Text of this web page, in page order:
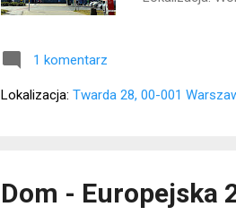
1 komentarz
Lokalizacja: Twarda 28, 00-001
Dom - Europejska